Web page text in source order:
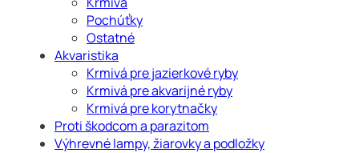
Pochúťky
Ostatné
Akvaristika
Krmivá pre jazierkové ryby
Krmivá pre akvarijné ryby
Krmivá pre korytnačky
Proti škodcom a parazitom
Výhrevné lampy, žiarovky a podložky